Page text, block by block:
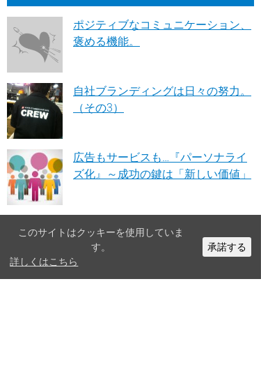
ポジティブなコミュニケーション、
褒める機能。
自社ブランディングは日々の努力。
（その3）
広告もサービスも…『パーソナライ
ズ化』～成功の鍵は「新しい価値」
人気の記事
このサイトはクッキーを使用していま
す。
承諾する
詳しくはこちら